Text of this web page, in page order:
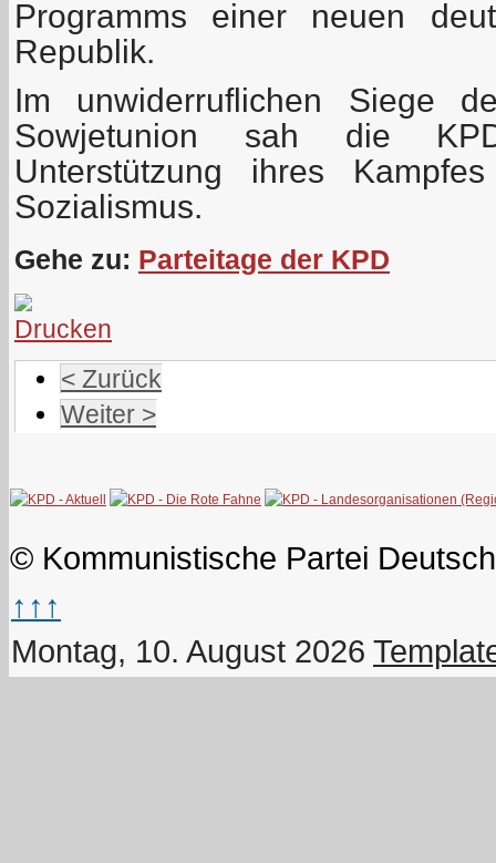
Programms einer neuen
Republik.
Im unwiderruflichen Siege
Sowjetunion sah die
Unterstützung ihres
Sozialismus.
Gehe zu: Parteitage der KPD
< Zurück
Weiter >
© Kommunistische Partei
↑↑↑
Montag, 10. August 2026